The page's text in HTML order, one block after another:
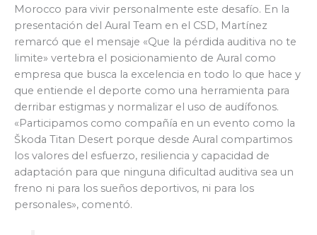
Morocco para vivir personalmente este desafío. En la
presentación del Aural Team en el CSD, Martínez
remarcó que el mensaje «Que la pérdida auditiva no te
limite» vertebra el posicionamiento de Aural como
empresa que busca la excelencia en todo lo que hace y
que entiende el deporte como una herramienta para
derribar estigmas y normalizar el uso de audífonos.
«Participamos como compañía en un evento como la
Škoda Titan Desert porque desde Aural compartimos
los valores del esfuerzo, resiliencia y capacidad de
adaptación para que ninguna dificultad auditiva sea un
freno ni para los sueños deportivos, ni para los
personales», comentó.